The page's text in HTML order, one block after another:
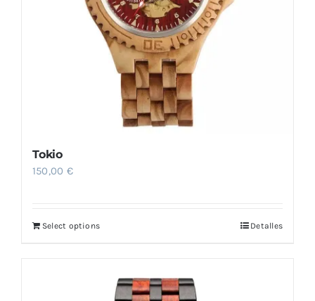
Tokio
150,00 €
Select options Detalles